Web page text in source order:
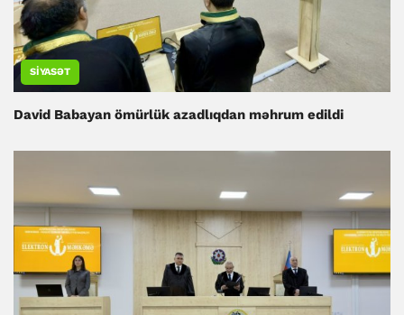
SIYASƏT
David Babayan ömürlük azadlıqdan məhrum edildi